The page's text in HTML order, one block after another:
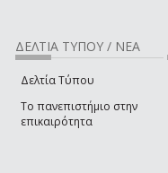
ΔΕΛΤΙΑ ΤΥΠΟΥ / ΝΕΑ
Δελτία Τύπου
Το πανεπιστήμιο στην
επικαιρότητα